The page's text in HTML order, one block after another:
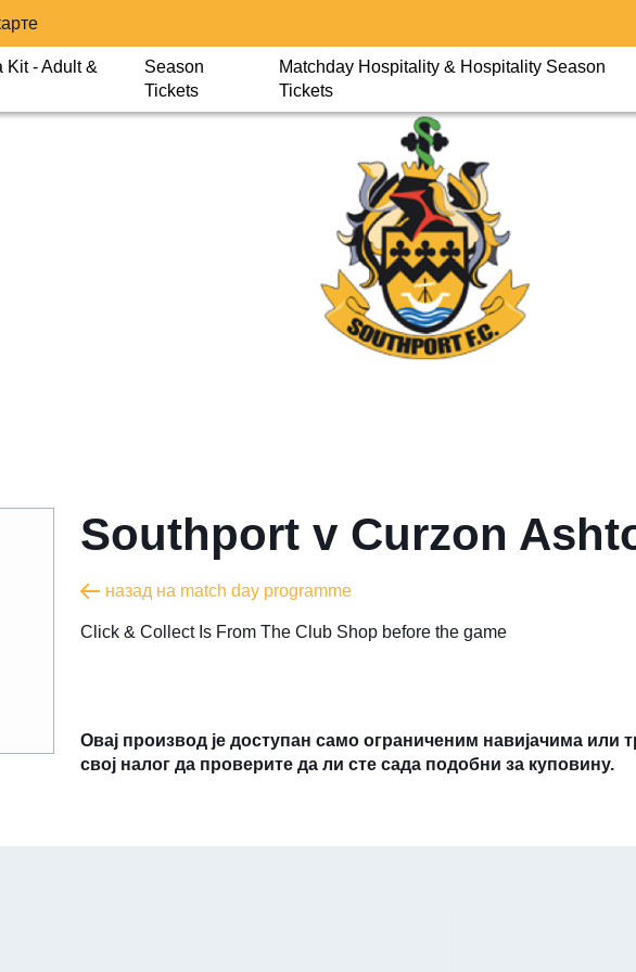
Kit - Adult &
Season
Tickets
Matchday Hospitality & Hospitality Season
Tickets
Southport v Curzon
назад на match day programme
​Click & Collect Is From The Club Shop before the game
Овај производ је доступан само ограниченим навијачима или
свој налог да проверите да ли сте сада подобни за куповину.